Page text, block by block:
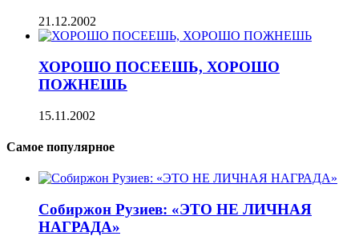
21.12.2002
ХОРОШО ПОСЕЕШЬ, ХОРОШО
ПОЖНЕШЬ
15.11.2002
Самое популярное
Собиржон Рузиев: «ЭТО НЕ ЛИЧНАЯ
НАГРАДА»